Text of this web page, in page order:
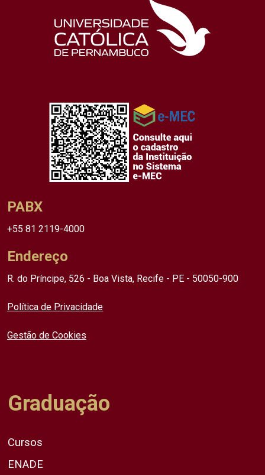
PABX
+55 81 2119-4000
Endereço
R. do Príncipe, 526 - Boa Vista, Recife - PE - 50050-900
Política de Privacidade
Gestão de Cookies
Graduação
Cursos
ENADE